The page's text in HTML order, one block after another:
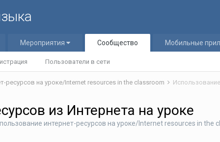
Мероприятия Сообщество
Пользователи в сети
Мобильные
ресурсов на уроке/Internet resources in the classroom
из Интернета на уроке
интернет-ресурсов на уроке/Internet resources in the